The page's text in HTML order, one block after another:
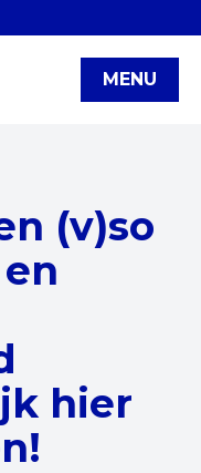
MENU
(v)so
hier